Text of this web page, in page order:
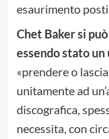
esaurimento posti.
Chet Baker si
essendo stato un
«prendere o
unitamente ad
discografica,
necessita, con